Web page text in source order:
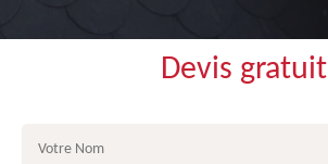
Devis gratuit